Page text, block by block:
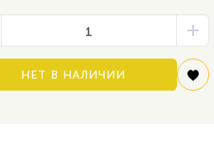
НЕТ В НАЛИЧИИ